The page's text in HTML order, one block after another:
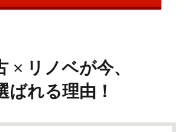
リノベが今、
ばれる理由！